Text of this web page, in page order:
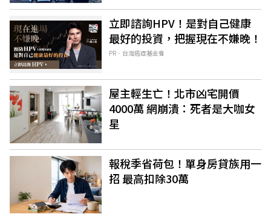
立即諮詢HPV！是對自己健康
最好的投資，把握現在不嫌晚！
PR．台灣癌症基金會
屋主輕生亡！北市凶宅開價
4000萬 網崩潰：死者是大咖女
星
報稅季省荷包！單身房貸族用一
招 最高扣除30萬